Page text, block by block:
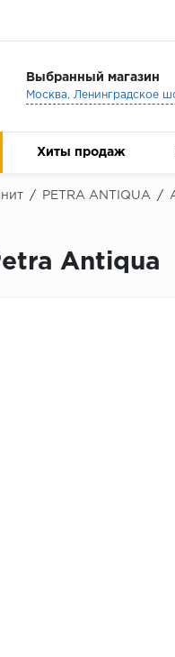
Выбранный магазин
Хиты продаж
/ PETRA ANTIQUA /
Antiqua